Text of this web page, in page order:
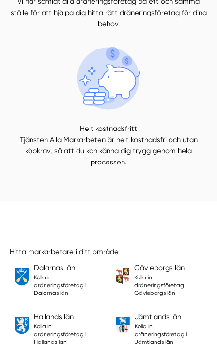
ställe för att hjälpa dig hitta rätt dräneringsföretag för dina
behov.
Helt kostnadsfritt
Tjänsten Alla Markarbeten är helt kostnadsfri och utan
köpkrav, så att du kan känna dig trygg genom hela
processen.
Hitta markarbetare i ditt område
Dalarnas län
Kolla in
dräneringsföretag i
Dalarnas län
Gävleborgs län
Kolla in
dräneringsföretag i
Gävleborgs län
Hallands län
Kolla in
dräneringsföretag i
Hallands län
Jämtlands län
Kolla in
dräneringsföretag i
Jämtlands län